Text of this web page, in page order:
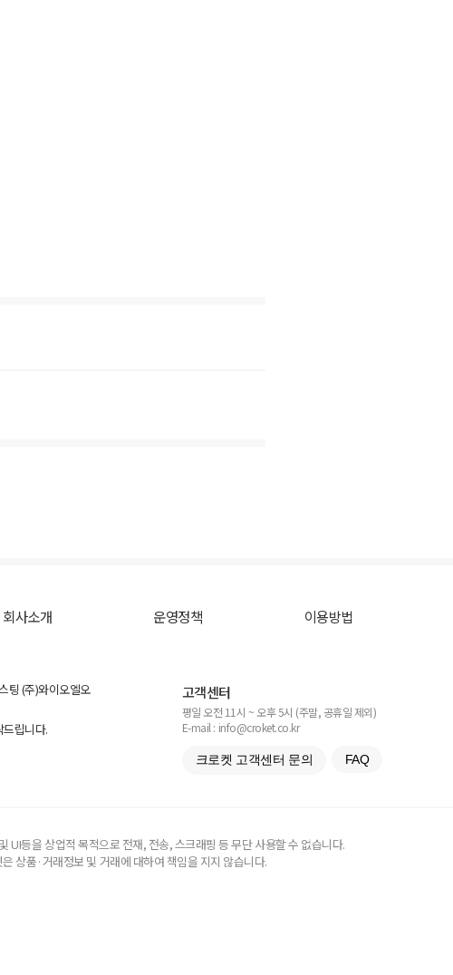
회사소개 운영정책 이용방법
팅 (주)와이오엘오
립니다.
고객센터
평일 오전 11시 ~ 오후 5시 (주말, 공휴일 제외)
E-mail : info@croket.co.kr
크로켓 고객센터 문의 FAQ
UI등을 상업적 목적으로 전재, 전송, 스크래핑 등 무단 사용할 수 없습니다.
상품·거래정보 및 거래에 대하여 책임을 지지 않습니다.